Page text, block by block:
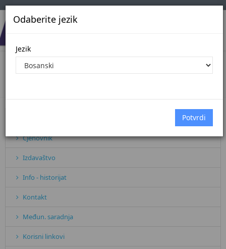
Odaberite jezik
Jezik
BAZA PRAVNIH AKATA
Cjenovnik
Izdavaštvo
Info - historijat
Kontakt
Međun. saradnja
Korisni linkovi